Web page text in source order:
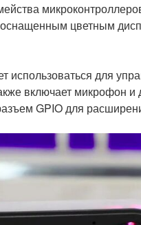
цветным
для
включает микрофон и
GPIO для